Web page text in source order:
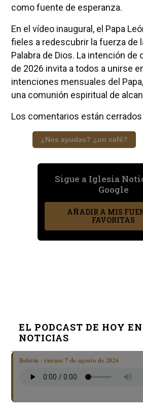
como fuente de esperanza.
En el vídeo inaugural, el Papa
fieles a redescubrir la fuerza de
Palabra de Dios. La intención de
de 2026 invita a todos a unirse
intenciones mensuales del
una comunión espiritual de
Los comentarios están
¿Nos ayudas? ¿un café?
Sigue a Iglesia
Google
AÑADIR A MIS
FAVORITAS
EL PODCAST DE HOY
NOTICIAS
Boletín · viernes 7 de agosto de 2026